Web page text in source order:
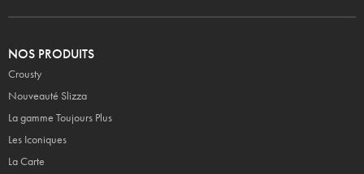
NOS PRODUITS
Crousty
Nouveauté Slizza
La gamme Toujours Plus
Les Iconiques
La Carte